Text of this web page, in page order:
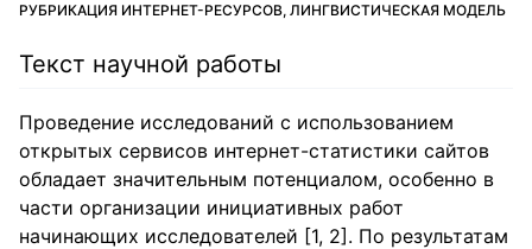
РУБРИКАЦИЯ ИНТЕРНЕТ-РЕСУРСОВ, ЛИНГВИСТИЧЕСКАЯ МОДЕЛЬ
Текст научной работы
Проведение исследований с использованием
открытых сервисов интернет-статистики сайтов
обладает значительным потенциалом, особенно в
части организации инициативных работ
начинающих исследователей [1, 2]. По результатам